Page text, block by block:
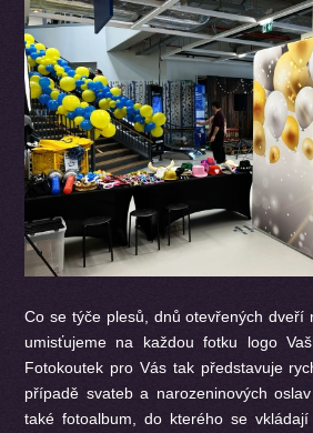
Co se týče plesů, dnů otevřených dveří
umisťujeme na každou fotku logo
Fotokoutek pro Vás tak představuje
případě svateb a narozeninových
také fotoalbum, do kterého se